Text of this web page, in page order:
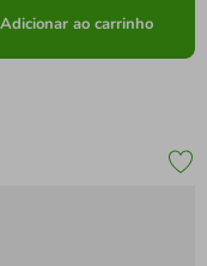
Adicionar ao carrinho